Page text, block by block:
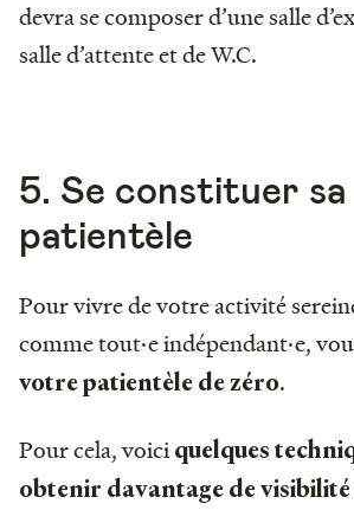
devra se composer d’une salle
salle d’attente et de W.C.
5. Se constituer sa
patientèle
Pour vivre de votre activité
comme tout·e indépendant·e,
votre patientèle de zéro.
Pour cela, voici quelques
obtenir davantage de